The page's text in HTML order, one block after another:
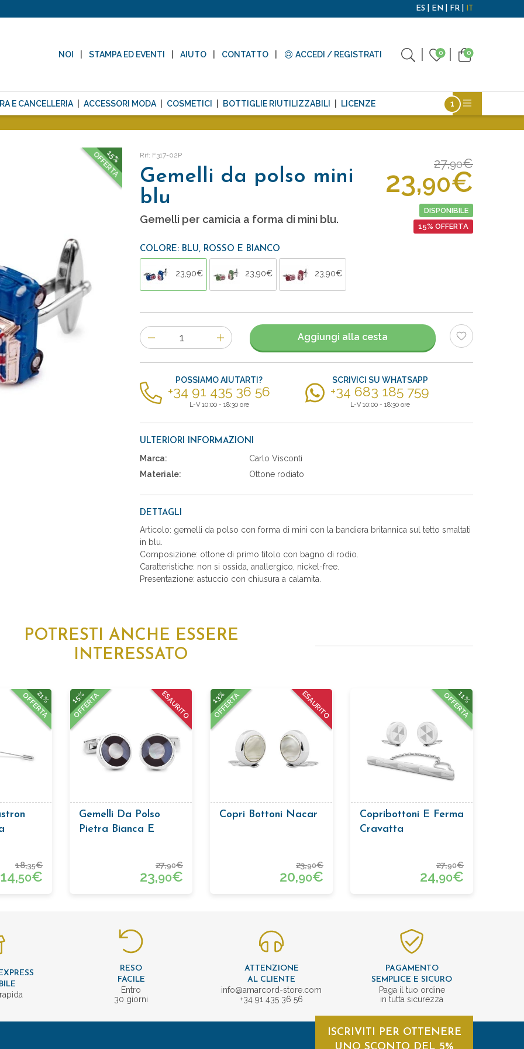
ES EN FR IT
NOI STAMPA ED EVENTI AIUTO CONTATTO ACCEDI / REGISTRATI 0 0
E CANCELLERIA ACCESSORI MODA COSMETICI BOTTIGLIE RIUTILIZZABILI LICENZE
15%
OFFERTA Rif: F317-02P
Gemelli da polso mini
blu
Gemelli per camicia a forma di mini blu.
27,90€
23,90€
DISPONIBILE
15% OFFERTA
COLORE: BLU, ROSSO E BIANCO
23,90€ 23,90€ 23,90€
Numero
di
articoli
Aggiungi alla cesta
POSSIAMO AIUTARTI?
+34 91 435 36 56
L-V 10:00 - 18:30 ore
SCRIVICI SU WHATSAPP
+34 683 185 759
L-V 10:00 - 18:30 ore
ULTERIORI INFORMAZIONI
Marca:
Carlo Visconti
Materiale:
Ottone rodiato
DETTAGLI
Articolo: gemelli da polso con forma di mini con la bandiera britannica sul tetto smaltati
in blu.
Composizione: ottone di primo titolo con bagno di rodio.
Caratteristiche: non si ossida, anallergico, nickel-free.
Presentazione: astuccio con chiusura a calamita.
POTRESTI ANCHE ESSERE
INTERESSATO
21%
OFFERTA
18,35€
14,50€
ESAURITO
15%
OFFERTA
Gemelli Da Polso
Pietra Bianca E
27,90€
23,90€
ESAURITO
13%
OFFERTA
Copri Bottoni Nacar
23,90€
20,90€
11%
OFFERTA
Copribottoni E Ferma
Cravatta
27,90€
24,90€
RESO
FACILE
Entro
30 giorni
ATTENZIONE
AL CLIENTE
info@amarcord-store.com
+34 91 435 36 56
PAGAMENTO
SEMPLICE E SICURO
Paga il tuo ordine
in tutta sicurezza
ISCRIVITI PER OTTENERE